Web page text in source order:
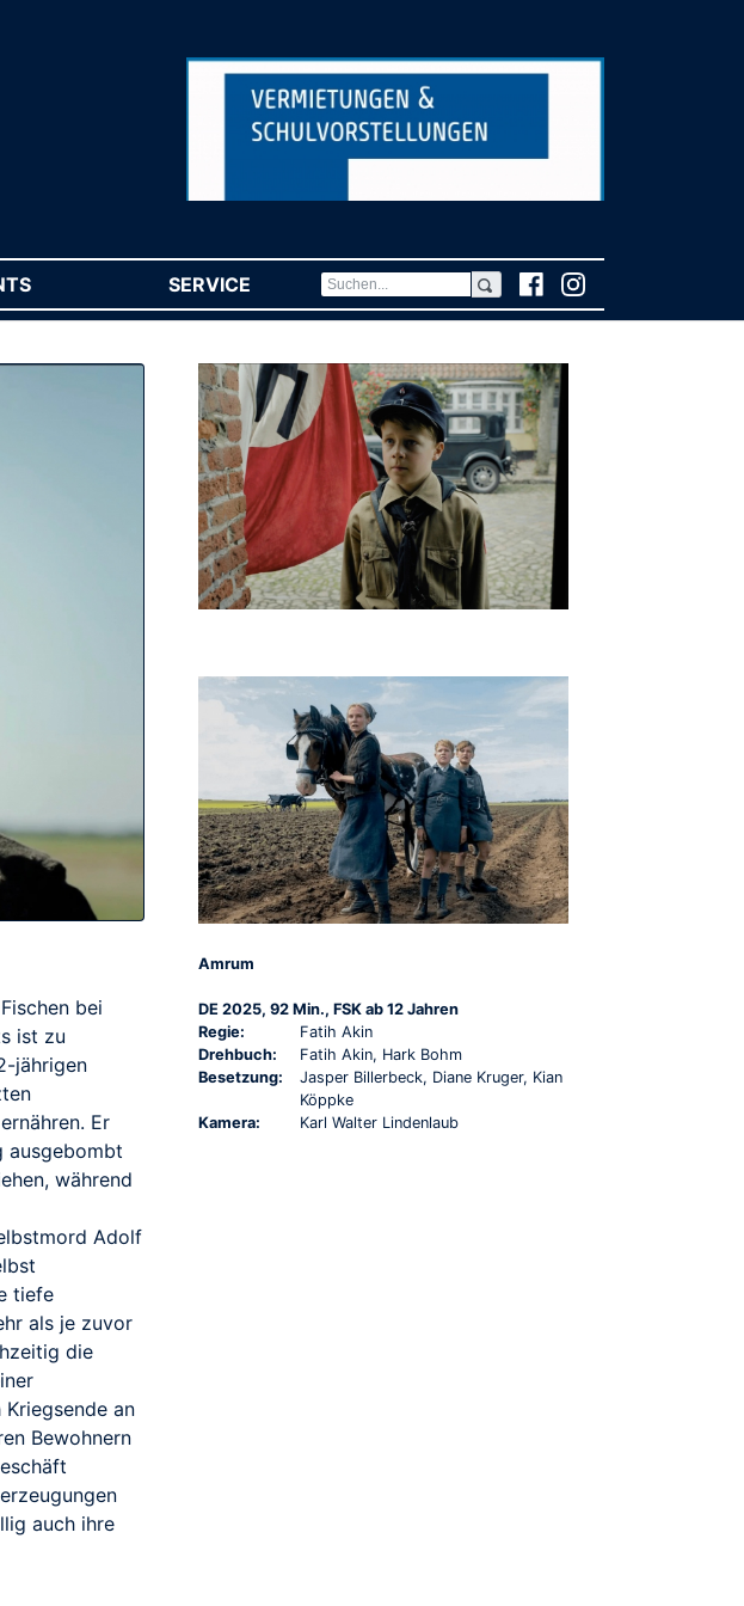
SERVICE (CURRENT)
bei
ist zu
jährigen
Er
ausgebombt
während
Adolf
tiefe
als je zuvor
die
an
Bewohnern
auch ihre
Amrum
DE 2025, 92 Min., FSK ab 12 Jahren
Regie:
Fatih Akin
Drehbuch:
Fatih Akin, Hark Bohm
Besetzung:
Jasper Billerbeck, Diane Kruger, Kian
Köppke
Kamera:
Karl Walter Lindenlaub